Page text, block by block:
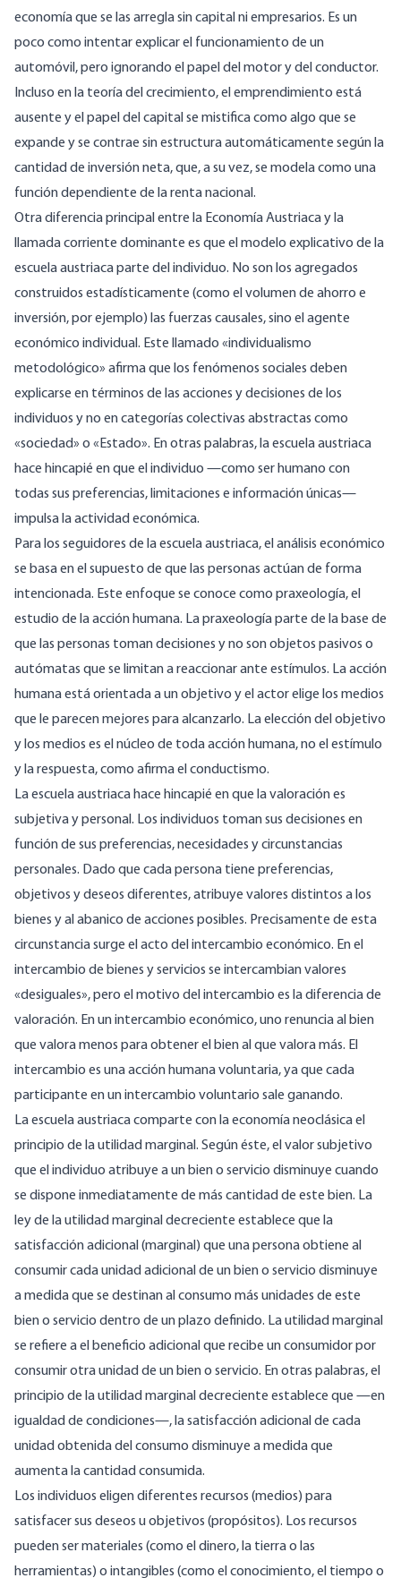
economía que se las arregla sin capital ni empresarios. Es un
poco como intentar explicar el funcionamiento de un
automóvil, pero ignorando el papel del motor y del conductor.
Incluso en la teoría del crecimiento, el emprendimiento está
ausente y el papel del capital se mistifica como algo que se
expande y se contrae sin estructura automáticamente según la
cantidad de inversión neta, que, a su vez, se modela como una
función dependiente de la renta nacional.
Otra diferencia principal entre la Economía Austriaca y la
llamada corriente dominante es que el modelo explicativo de la
escuela austriaca parte del individuo. No son los agregados
construidos estadísticamente (como el volumen de ahorro e
inversión, por ejemplo) las fuerzas causales, sino el agente
económico individual. Este llamado «individualismo
metodológico» afirma que los fenómenos sociales deben
explicarse en términos de las acciones y decisiones de los
individuos y no en categorías colectivas abstractas como
«sociedad» o «Estado». En otras palabras, la escuela austriaca
hace hincapié en que el individuo —como ser humano con
todas sus preferencias, limitaciones e información únicas—
impulsa la actividad económica.
Para los seguidores de la escuela austriaca, el análisis económico
se basa en el supuesto de que las personas actúan de forma
intencionada. Este enfoque se conoce como praxeología, el
estudio de la acción humana. La praxeología parte de la base de
que las personas toman decisiones y no son objetos pasivos o
autómatas que se limitan a reaccionar ante estímulos. La acción
humana está orientada a un objetivo y el actor elige los medios
que le parecen mejores para alcanzarlo. La elección del objetivo
y los medios es el núcleo de toda acción humana, no el estímulo
y la respuesta, como afirma el conductismo.
La escuela austriaca hace hincapié en que la valoración es
subjetiva y personal. Los individuos toman sus decisiones en
función de sus preferencias, necesidades y circunstancias
personales. Dado que cada persona tiene preferencias,
objetivos y deseos diferentes, atribuye valores distintos a los
bienes y al abanico de acciones posibles. Precisamente de esta
circunstancia surge el acto del intercambio económico. En el
intercambio de bienes y servicios se intercambian valores
«desiguales», pero el motivo del intercambio es la diferencia de
valoración. En un intercambio económico, uno renuncia al bien
que valora menos para obtener el bien al que valora más. El
intercambio es una acción humana voluntaria, ya que cada
participante en un intercambio voluntario sale ganando.
La escuela austriaca comparte con la economía neoclásica el
principio de la utilidad marginal. Según éste, el valor subjetivo
que el individuo atribuye a un bien o servicio disminuye cuando
se dispone inmediatamente de más cantidad de este bien. La
ley de la utilidad marginal decreciente establece que la
satisfacción adicional (marginal) que una persona obtiene al
consumir cada unidad adicional de un bien o servicio disminuye
a medida que se destinan al consumo más unidades de este
bien o servicio dentro de un plazo definido. La utilidad marginal
se refiere a el beneficio adicional que recibe un consumidor por
consumir otra unidad de un bien o servicio. En otras palabras, el
principio de la utilidad marginal decreciente establece que —en
igualdad de condiciones—, la satisfacción adicional de cada
unidad obtenida del consumo disminuye a medida que
aumenta la cantidad consumida.
Los individuos eligen diferentes recursos (medios) para
satisfacer sus deseos u objetivos (propósitos). Los recursos
pueden ser materiales (como el dinero, la tierra o las
herramientas) o intangibles (como el conocimiento, el tiempo o